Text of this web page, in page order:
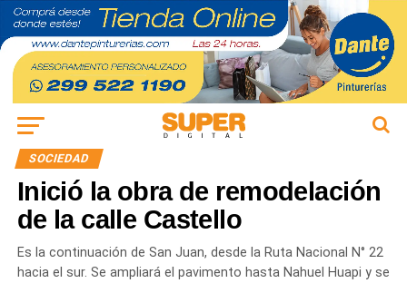
SOCIEDAD
Inició la obra de remodelación
de la calle Castello
Es la continuación de San Juan, desde la Ruta Nacional N° 22
hacia el sur. Se ampliará el pavimento hasta Nahuel Huapi y se